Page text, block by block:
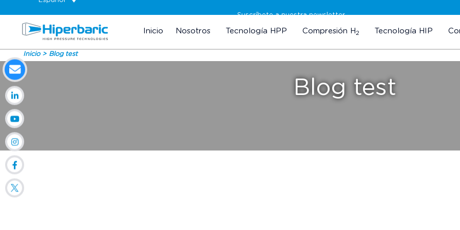
Suscríbete a nuestra newsletter
Inicio Nosotros Tecnología HPP Compresión H2 Tecnología HIP
Inicio Blog test
Blog test